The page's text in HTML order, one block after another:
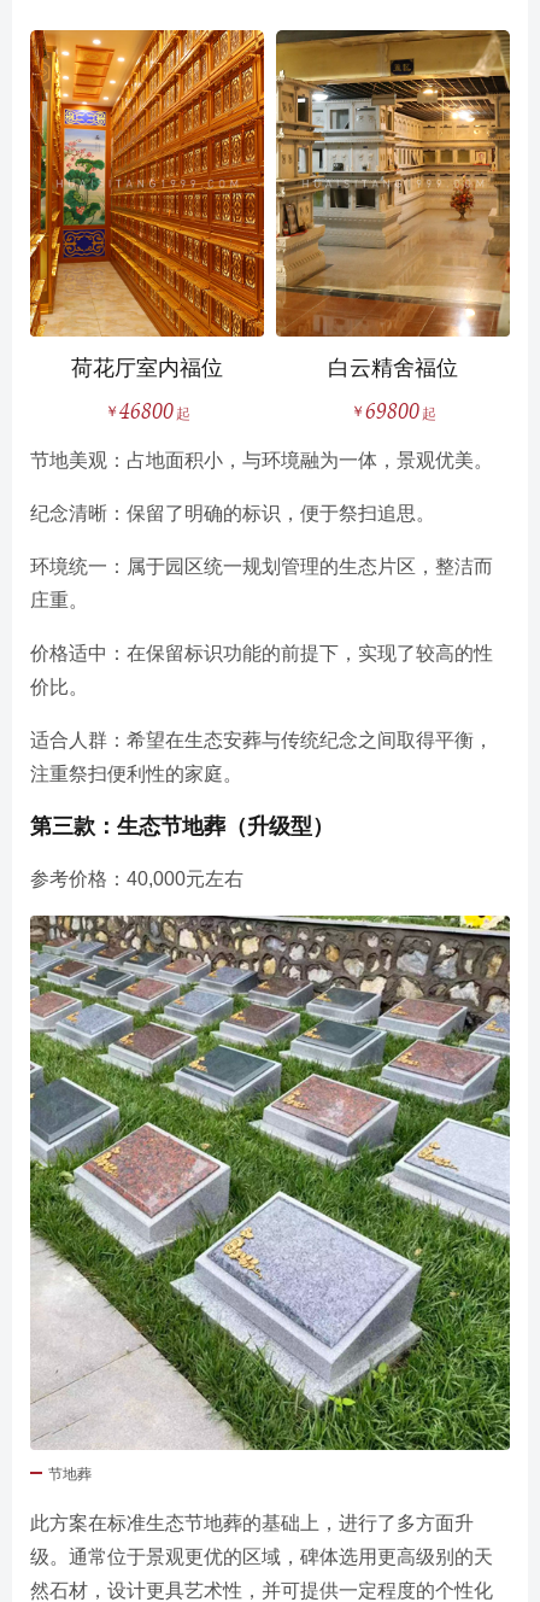
荷花厅室内福位
46800
白云精舍福位
69800
节地美观：占地面积小，与环境融为一体，景观优美。
纪念清晰：保留了明确的标识，便于祭扫追思。
环境统一：属于园区统一规划管理的生态片区，整洁而
庄重。
价格适中：在保留标识功能的前提下，实现了较高的性
价比。
适合人群：希望在生态安葬与传统纪念之间取得平衡，
注重祭扫便利性的家庭。
第三款：生态节地葬（升级型）
参考价格：40,000元左右
节地葬
此方案在标准生态节地葬的基础上，进行了多方面升
级。通常位于景观更优的区域，碑体选用更高级别的天
然石材，设计更具艺术性，并可提供一定程度的个性化